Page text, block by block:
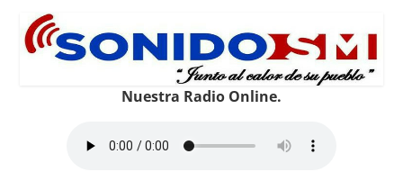
Nuestra Radio Online.